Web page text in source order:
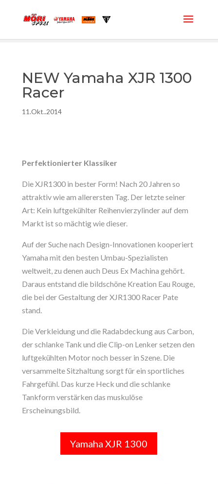
NEW Yamaha XJR 1300
Racer
11.Okt..2014
Perfektionierter Klassiker
Die XJR1300 in bester Form! Nach 20 Jahren so
attraktiv wie am allerersten Tag. Der letzte seiner
Art: Kein luftgekühlter Reihenvierzylinder auf dem
Markt ist so mächtig wie dieser.
Auf der Suche nach Design-Innovationen kooperiert
Yamaha mit den besten Umbau-Spezialisten
weltweit, zu denen auch Deus Ex Machina gehört.
Daraus entstand die bildschöne Kreation Eau Rouge,
die bei der Gestaltung der XJR1300 Racer Pate
stand.
Die Verkleidung und die Radabdeckung aus Carbon,
der schlanke Tank und die Clip-on Lenker setzen den
luftgekühlten Motor noch besser in Szene. Die
versammelte Sitzhaltung sorgt für ein sportliches
Fahrgefühl. Das kurze Heck und die schlanke
Tankform verstärken das muskulöse
Erscheinungsbild.
Yamaha XJR 1300